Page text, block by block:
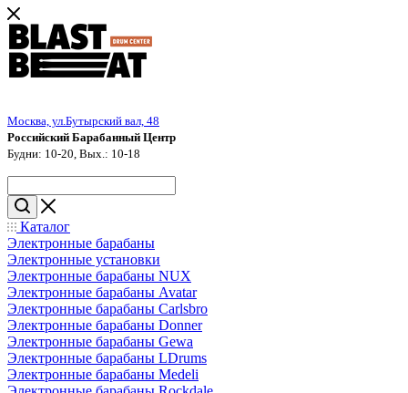
Москва, ул.Бутырский вал, 48
Российский Барабанный Центр
Будни: 10-20, Вых.: 10-18
Каталог
Электронные барабаны
Электронные установки
Электронные барабаны NUX
Электронные барабаны Avatar
Электронные барабаны Carlsbro
Электронные барабаны Donner
Электронные барабаны Gewa
Электронные барабаны LDrums
Электронные барабаны Medeli